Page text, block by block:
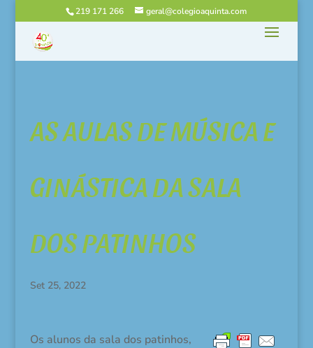
219 171 266 geral@colegioaquinta.com
AS AULAS DE MÚSICA E
GINÁSTICA DA SALA
DOS PATINHOS
Set 25, 2022
Os alunos da sala dos patinhos,